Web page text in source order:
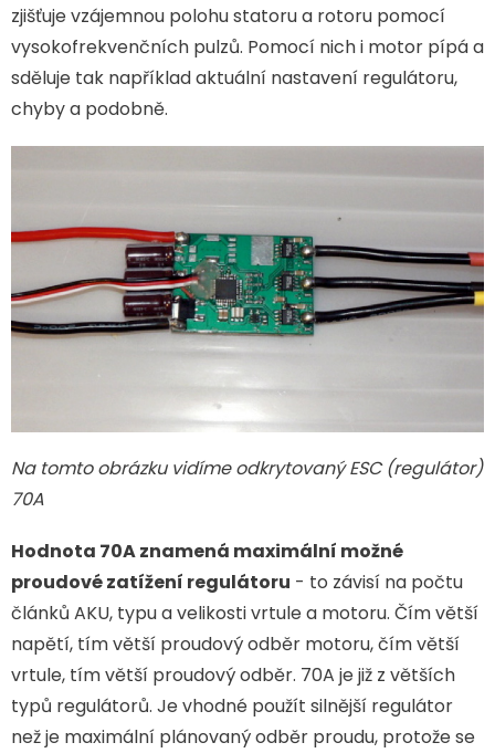
zjišťuje vzájemnou polohu statoru a rotoru pomocí
vysokofrekvenčních pulzů. Pomocí nich i motor pípá a
sděluje tak například aktuální nastavení regulátoru,
chyby a podobně.
Na tomto obrázku vidíme odkrytovaný ESC (regulátor)
70A
Hodnota 70A znamená maximální možné
proudové zatížení regulátoru - to závisí na počtu
článků AKU, typu a velikosti vrtule a motoru. Čím větší
napětí, tím větší proudový odběr motoru, čím větší
vrtule, tím větší proudový odběr. 70A je již z větších
typů regulátorů. Je vhodné použít silnější regulátor
než je maximální plánovaný odběr proudu, protože se